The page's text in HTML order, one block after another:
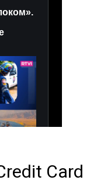
Card